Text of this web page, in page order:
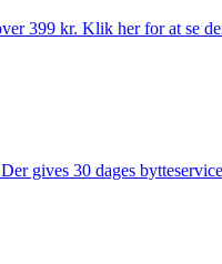
399 kr. Klik her for at se
gives 30 dages